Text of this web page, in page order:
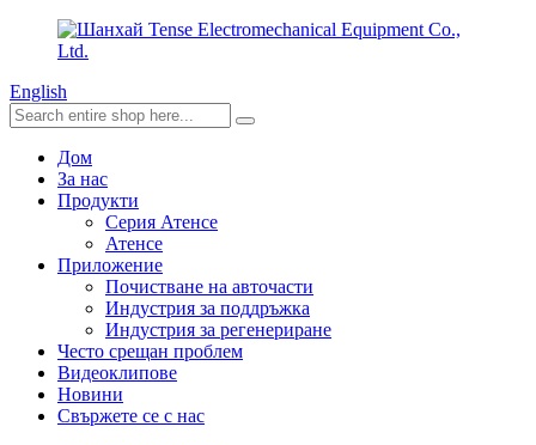
English
Дом
За нас
Продукти
Серия Атенсе
Атенсе
Приложение
Почистване на авточасти
Индустрия за поддръжка
Индустрия за регенериране
Често срещан проблем
Видеоклипове
Новини
Свържете се с нас